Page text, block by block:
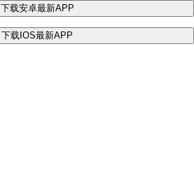
下载安卓最新APP
下载IOS最新APP